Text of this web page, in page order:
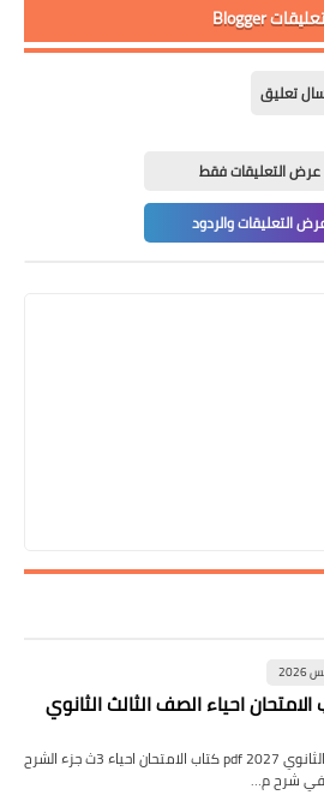
تعليقات Blogger
تعليق
عرض التعليقات فقط
التعليقات والردود
احياء الصف الثالث الثانوي
كتاب الامتحان احياء الصف الثالث الثانوي pdf 2027 كتاب الامتحان احياء 3ث جزء الشرح